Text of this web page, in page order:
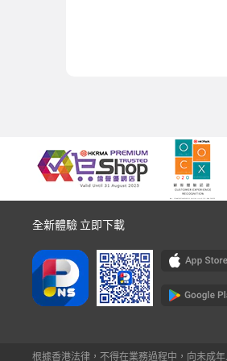
全新體驗 立即下載
根據香港法律，不得在業務過程中，向未成